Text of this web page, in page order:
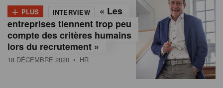
+ PLUS INTERVIEW
« Les
entreprises tiennent trop peu
compte des critères humains
lors du recrutement »
18 DÉCEMBRE 2020 • HR